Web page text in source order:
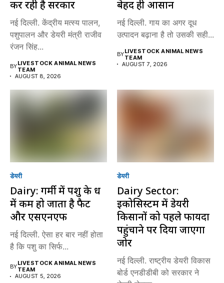
कर रही है सरकार
नई दिल्ली. केंद्रीय मत्स्य पालन,
पशुपालन और डेयरी मंत्री राजीव
रंजन सिंह...
BYLIVESTOCK ANIMAL NEWS
TEAM
AUGUST 8, 2026
बेहद ही आसान
नई दिल्ली. गाय का अगर दूध
उत्पादन बढ़ाना है तो उसकी सही...
BYLIVESTOCK ANIMAL NEWS
TEAM
AUGUST 7, 2026
डेयरी
Dairy: गर्मी में पशु के दूध
में कम हो जाता है फैट
और एसएनएफ
नई दिल्ली. ऐसा हर बार नहीं होता
है कि पशु का सिर्फ...
BYLIVESTOCK ANIMAL NEWS
TEAM
AUGUST 5, 2026
डेयरी
Dairy Sector:
इकोसिस्टम में डेयरी
किसानों को पहले फायदा
पहुंचाने पर दिया जाएगा
जोर
नई दिल्ली. राष्ट्रीय डेयरी विकास
बोर्ड एनडीडीबी को सरकार ने